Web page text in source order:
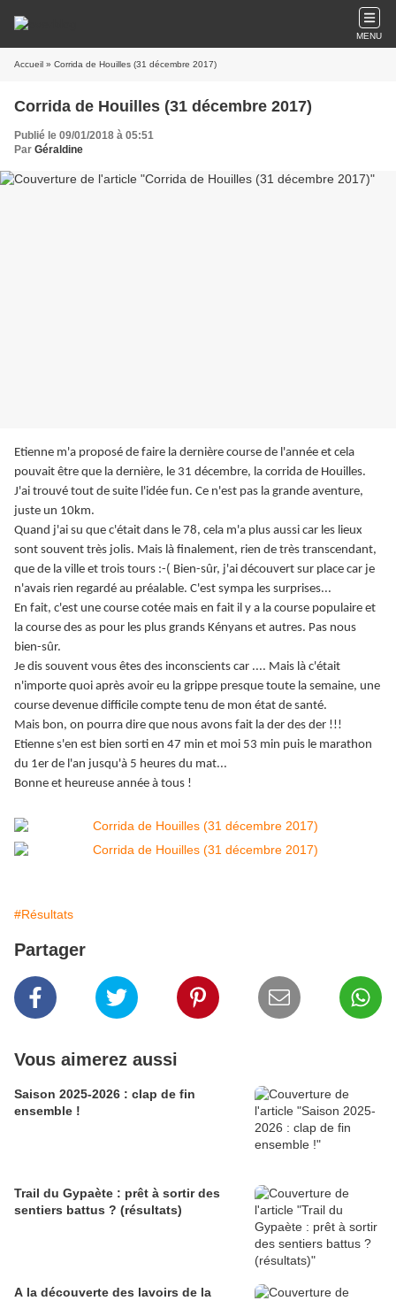
MENU
Accueil » Corrida de Houilles (31 décembre 2017)
Corrida de Houilles (31 décembre 2017)
Publié le 09/01/2018 à 05:51
Par Géraldine
Etienne m'a proposé de faire la dernière course de l'année et cela
pouvait être que la dernière, le 31 décembre, la corrida de Houilles.
J'ai trouvé tout de suite l'idée fun. Ce n'est pas la grande aventure,
juste un 10km.
Quand j'ai su que c'était dans le 78, cela m'a plus aussi car les lieux
sont souvent très jolis. Mais là finalement, rien de très transcendant,
que de la ville et trois tours :-( Bien-sûr, j'ai découvert sur place car je
n'avais rien regardé au préalable. C'est sympa les surprises...
En fait, c'est une course cotée mais en fait il y a la course populaire et
la course des as pour les plus grands Kényans et autres. Pas nous
bien-sûr.
Je dis souvent vous êtes des inconscients car .... Mais là c'était
n'importe quoi après avoir eu la grippe presque toute la semaine, une
course devenue difficile compte tenu de mon état de santé.
Mais bon, on pourra dire que nous avons fait la der des der !!!
Etienne s'en est bien sorti en 47 min et moi 53 min puis le marathon
du 1er de l'an jusqu'à 5 heures du mat...
Bonne et heureuse année à tous !
#Résultats
Partager
Vous aimerez aussi
Saison 2025-2026 : clap de fin
ensemble !
Trail du Gypaète : prêt à sortir des
sentiers battus ? (résultats)
A la découverte des lavoirs de la